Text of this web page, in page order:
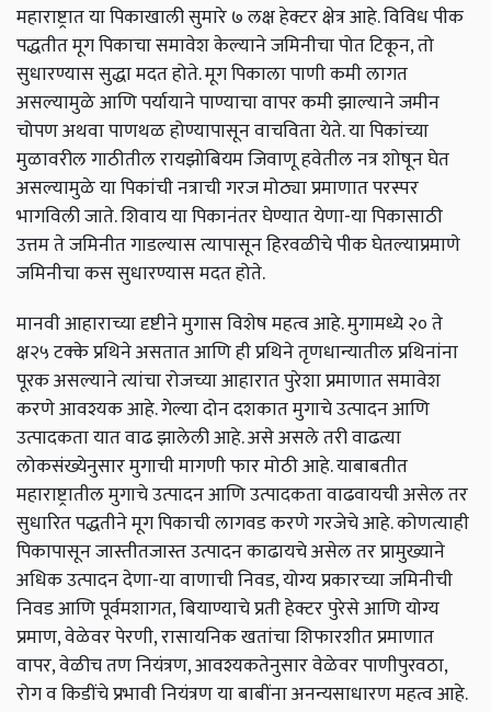
महाराष्ट्रात या पिकाखाली सुमारे ७ लक्ष हेक्टर क्षेत्र आहे. विविध पीक
पद्धतीत मूग पिकाचा समावेश केल्याने जमिनीचा पोत टिकून, तो
सुधारण्यास सुद्धा मदत होते. मूग पिकाला पाणी कमी लागत
असल्यामुळे आणि पर्यायाने पाण्याचा वापर कमी झाल्याने जमीन
चोपण अथवा पाणथळ होण्यापासून वाचविता येते. या पिकांच्या
मुळावरील गाठीतील रायझोबियम जिवाणू हवेतील नत्र शोषून घेत
असल्यामुळे या पिकांची नत्राची गरज मोठ्या प्रमाणात परस्पर
भागविली जाते. शिवाय या पिकानंतर घेण्यात येणा-या पिकासाठी
उत्तम ते जमिनीत गाडल्यास त्यापासून हिरवळीचे पीक घेतल्याप्रमाणे
जमिनीचा कस सुधारण्यास मदत होते.
मानवी आहाराच्या दृष्टीने मुगास विशेष महत्व आहे. मुगामध्ये २० ते
क्ष२५ टक्के प्रथिने असतात आणि ही प्रथिने तृणधान्यातील प्रथिनांना
पूरक असल्याने त्यांचा रोजच्या आहारात पुरेशा प्रमाणात समावेश
करणे आवश्यक आहे. गेल्या दोन दशकात मुगाचे उत्पादन आणि
उत्पादकता यात वाढ झालेली आहे. असे असले तरी वाढत्या
लोकसंख्येनुसार मुगाची मागणी फार मोठी आहे. याबाबतीत
महाराष्ट्रातील मुगाचे उत्पादन आणि उत्पादकता वाढवायची असेल तर
सुधारित पद्धतीने मूग पिकाची लागवड करणे गरजेचे आहे. कोणत्याही
पिकापासून जास्तीतजास्त उत्पादन काढायचे असेल तर प्रामुख्याने
अधिक उत्पादन देणा-या वाणाची निवड, योग्य प्रकारच्या जमिनीची
निवड आणि पूर्वमशागत, बियाण्याचे प्रती हेक्टर पुरेसे आणि योग्य
प्रमाण, वेळेवर पेरणी, रासायनिक खतांचा शिफारशीत प्रमाणात
वापर, वेळीच तण नियंत्रण, आवश्यकतेनुसार वेळेवर पाणीपुरवठा,
रोग व किडींचे प्रभावी नियंत्रण या बाबींना अनन्यसाधारण महत्व आहे.